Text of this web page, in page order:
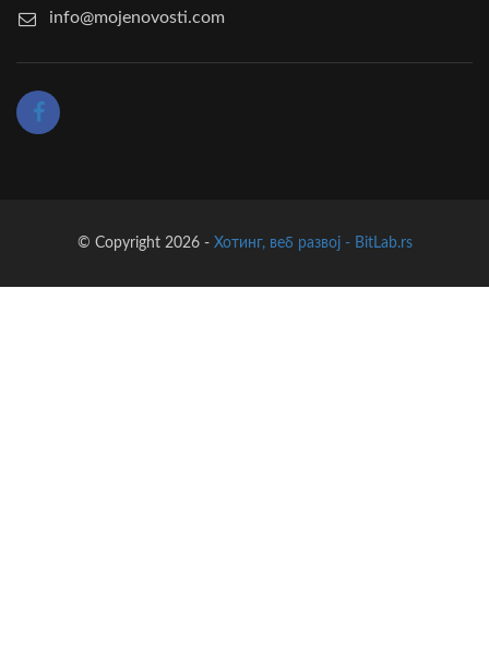
info@mojenovosti.com
© Copyright 2026 - Хотинг, веб развој - BitLab.rs